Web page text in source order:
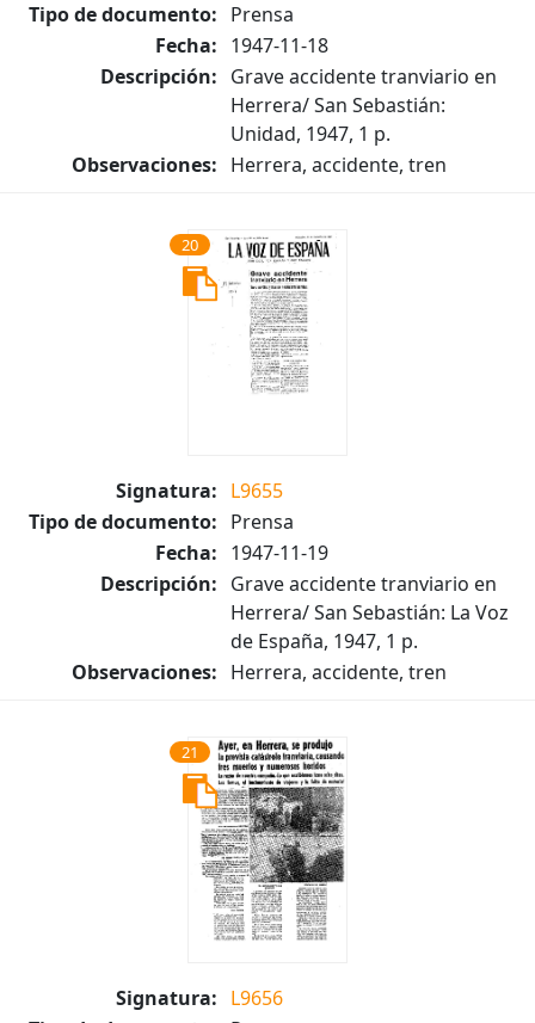
Tipo de documento: Prensa
Fecha: 1947-11-18
Descripción: Grave accidente tranviario en
Herrera/ San Sebastián:
Unidad, 1947, 1 p.
Observaciones: Herrera, accidente, tren
20
Signatura: L9655
Tipo de documento: Prensa
Fecha: 1947-11-19
Descripción: Grave accidente tranviario en
Herrera/ San Sebastián: La Voz
de España, 1947, 1 p.
Observaciones: Herrera, accidente, tren
21
Signatura: L9656